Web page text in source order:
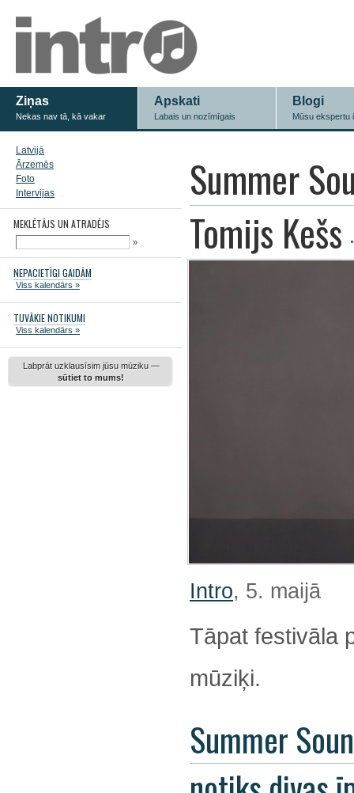
Ziņas
Nekas nav tā, kā vakar
Apskati
Labais un nozīmīgais
Blogi
Mūsu ekspertu
Latvijā
Ārzemēs
Foto
Intervijas
MEKLĒTĀJS UN ATRADĒJS
»
NEPACIETĪGI GAIDĀM
Viss kalendārs »
TUVĀKIE NOTIKUMI
Viss kalendārs »
Labprāt uzklausīsim jūsu mūziku —
sūtiet to mums!
Summer
Tomijs Kešs
Intro, 5. maijā
Tāpat festivāla
mūziķi.
Summer